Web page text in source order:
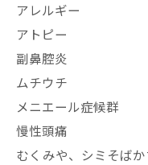
アレルギー
アトピー
副鼻腔炎
ムチウチ
メニエール症候群
慢性頭痛
むくみや、シミそば